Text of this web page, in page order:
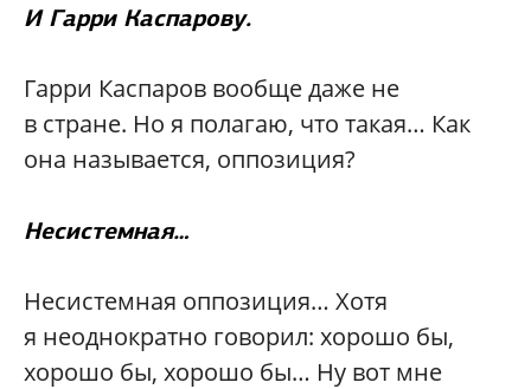
И Гарри Каспарову.
Гарри Каспаров вообще даже не
в стране. Но я полагаю, что такая… Как
она называется, оппозиция?
Несистемная…
Несистемная оппозиция… Хотя
я неоднократно говорил: хорошо бы,
хорошо бы, хорошо бы… Ну вот мне